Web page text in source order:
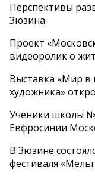
Перспективы
Зюзина
Проект
видеоролик о
Выставка «Мир в
художника»
Ученики школы
Евфросинии
В Зюзине
фестиваля